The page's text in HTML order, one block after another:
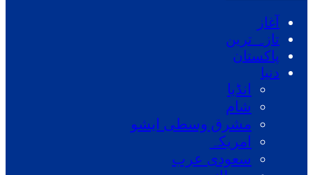
آغاز
تازہ ترین
پاکستان
دنیا
انڈیا
شام
مشرق وسطی ایشو
امریکہ
سعودی عرب